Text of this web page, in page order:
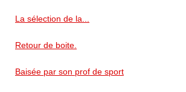
La sélection de la...
Retour de boite.
Baisée par son prof de sport